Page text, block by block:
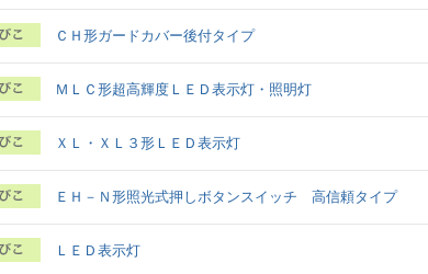
ＣＨ形ガードカバー後付タイプ
ＭＬＣ形超高輝度ＬＥＤ表示灯・照明灯
ＸＬ・ＸＬ３形ＬＥＤ表示灯
ＥＨ－Ｎ形照光式押しボタンスイッチ 高信頼タイプ
ＬＥＤ表示灯